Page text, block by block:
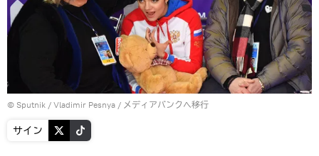
© Sputnik / Vladimir Pesnya / メディアバンクへ移行
サイン